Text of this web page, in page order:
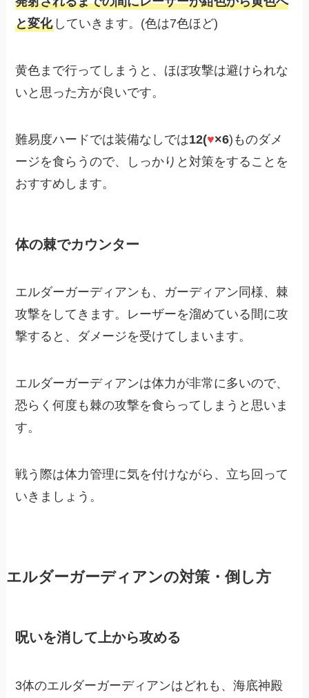
と変化 していきます。(色は7色ほど)
黄色まで行ってしまうと、ほぼ攻撃は避けられな
いと思った方が良いです。
難易度ハードでは装備なしでは12(♥×6)ものダメ
ージを食らうので、しっかりと対策をすることを
おすすめします。
体の棘でカウンター
エルダーガーディアンも、ガーディアン同様、棘
攻撃をしてきます。レーザーを溜めている間に攻
撃すると、ダメージを受けてしまいます。
エルダーガーディアンは体力が非常に多いので、
恐らく何度も棘の攻撃を食らってしまうと思いま
す。
戦う際は体力管理に気を付けながら、立ち回って
いきましょう。
エルダーガーディアンの対策・倒し方
呪いを消して上から攻める
3体のエルダーガーディアンはどれも、海底神殿